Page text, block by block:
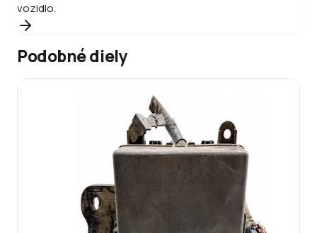
vozidlo.
Podobné diely